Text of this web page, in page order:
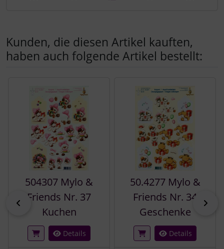
Kunden, die diesen Artikel kauften,
haben auch folgende Artikel bestellt:
zurück
504307 Mylo &
Friends Nr. 37
Kuchen
Details
50.4277 Mylo &
Friends Nr. 34
Geschenke
Details